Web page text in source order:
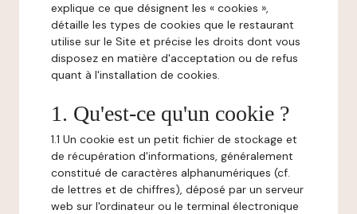
explique ce que désignent les « cookies »,
détaille les types de cookies que le restaurant
utilise sur le Site et précise les droits dont vous
disposez en matière d'acceptation ou de refus
quant à l'installation de cookies.
1. Qu'est-ce qu'un cookie ?
1.1 Un cookie est un petit fichier de stockage et
de récupération d'informations, généralement
constitué de caractères alphanumériques (cf.
de lettres et de chiffres), déposé par un serveur
web sur l'ordinateur ou le terminal électronique